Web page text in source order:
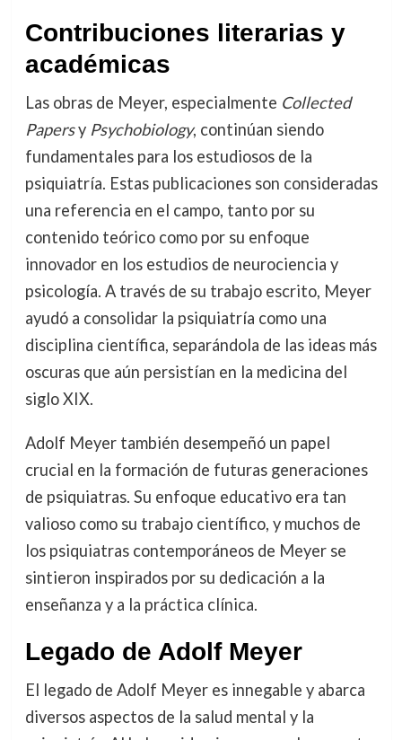
Contribuciones literarias y
académicas
Las obras de Meyer, especialmente Collected
Papersy Psychobiology, continúan siendo
fundamentales para los estudiosos de la
psiquiatría. Estas publicaciones son consideradas
una referencia en el campo, tanto por su
contenido teórico como por su enfoque
innovador en los estudios de neurociencia y
psicología. A través de su trabajo escrito, Meyer
ayudó a consolidar la psiquiatría como una
disciplina científica, separándola de las ideas más
oscuras que aún persistían en la medicina del
siglo XIX.
Adolf Meyer también desempeñó un papel
crucial en la formación de futuras generaciones
de psiquiatras. Su enfoque educativo era tan
valioso como su trabajo científico, y muchos de
los psiquiatras contemporáneos de Meyer se
sintieron inspirados por su dedicación a la
enseñanza y a la práctica clínica.
Legado de Adolf Meyer
El legado de Adolf Meyer es innegable y abarca
diversos aspectos de la salud mental y la